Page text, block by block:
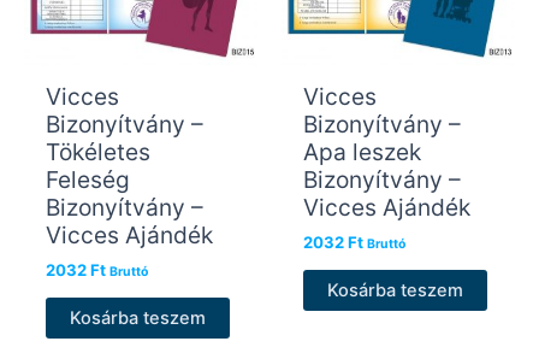
Vicces
Bizonyítvány –
Tökéletes
Feleség
Bizonyítvány –
Vicces Ajándék
2032Ft Bruttó
Kosárba teszem
Vicces
Bizonyítvány –
Apa leszek
Bizonyítvány –
Vicces Ajándék
2032Ft Bruttó
Kosárba teszem